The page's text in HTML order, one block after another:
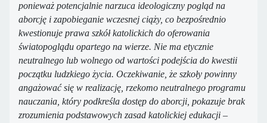
ponieważ potencjalnie narzuca ideologiczny pogląd na
aborcję i zapobieganie wczesnej ciąży, co bezpośrednio
kwestionuje prawa szkół katolickich do oferowania
światopoglądu opartego na wierze. Nie ma etycznie
neutralnego lub wolnego od wartości podejścia do kwestii
początku ludzkiego życia. Oczekiwanie, że szkoły powinny
angażować się w realizację, rzekomo neutralnego programu
nauczania, który podkreśla dostęp do aborcji, pokazuje brak
zrozumienia podstawowych zasad katolickiej edukacji –